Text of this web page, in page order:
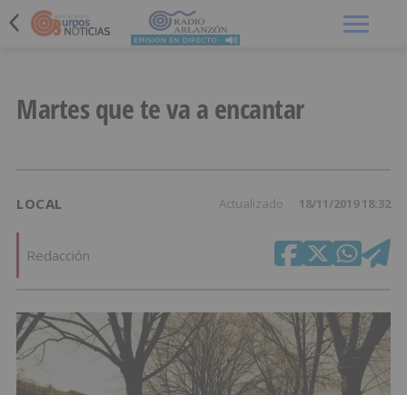
Martes que te va a encantar
LOCAL Actualizado 18/11/2019 18:32
Redacción